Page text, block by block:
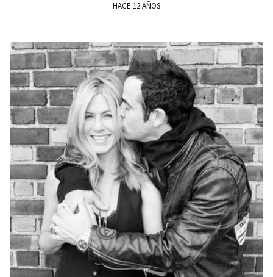
HACE 12 AÑOS